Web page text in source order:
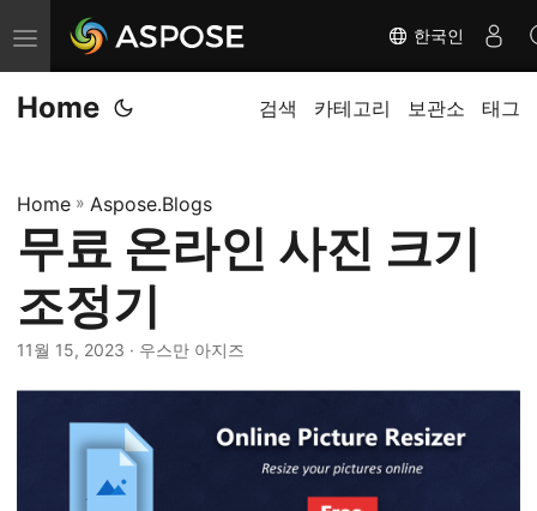
탐
색
전
한국인
Home 검색 카테고리 보관소 태그
Home » Aspose.Blogs
무료 온라인 사진 크기
조정기
11월 15, 2023 · 우스만 아지즈